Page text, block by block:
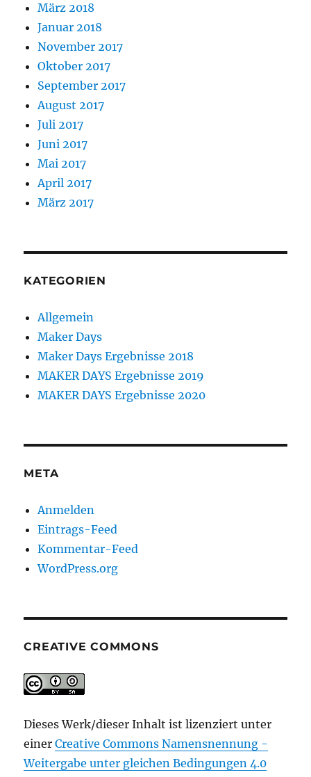
März 2018
Januar 2018
November 2017
Oktober 2017
September 2017
August 2017
Juli 2017
Juni 2017
Mai 2017
April 2017
März 2017
KATEGORIEN
Allgemein
Maker Days
Maker Days Ergebnisse 2018
MAKER DAYS Ergebnisse 2019
MAKER DAYS Ergebnisse 2020
META
Anmelden
Eintrags-Feed
Kommentar-Feed
WordPress.org
CREATIVE COMMONS
Dieses Werk/dieser Inhalt ist lizenziert unter
einerCreative Commons Namensnennung -
Weitergabe unter gleichen Bedingungen 4.0